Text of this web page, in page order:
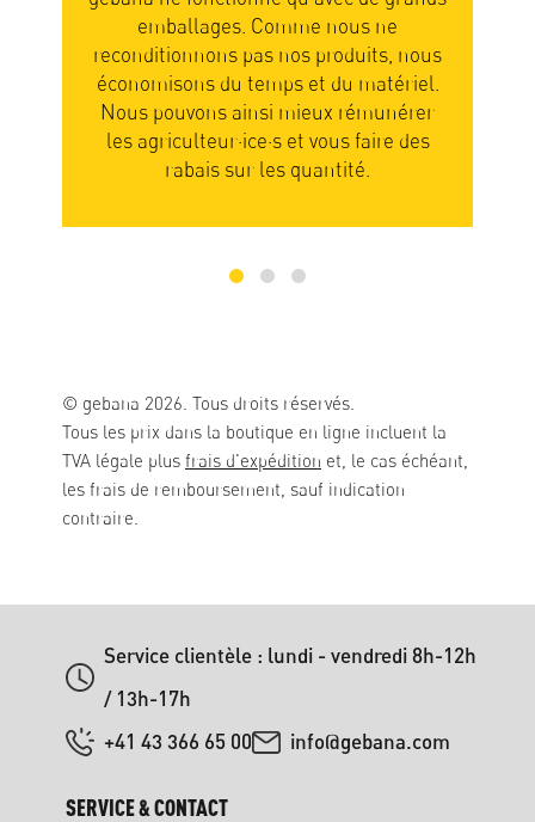
emballages. Comme nous ne
reconditionnons pas nos produits, nous
économisons du temps et du matériel.
Nous pouvons ainsi mieux rémunérer
les agriculteur·ice·s et vous faire des
rabais sur les quantité.
© gebana 2026. Tous droits réservés.
Tous les prix dans la boutique en ligne incluent la
TVA légale plus frais d'expédition et, le cas échéant,
les frais de remboursement, sauf indication
contraire.
Service clientèle : lundi - vendredi 8h-12h
/ 13h-17h
+41 43 366 65 00
info@gebana.com
SERVICE & CONTACT